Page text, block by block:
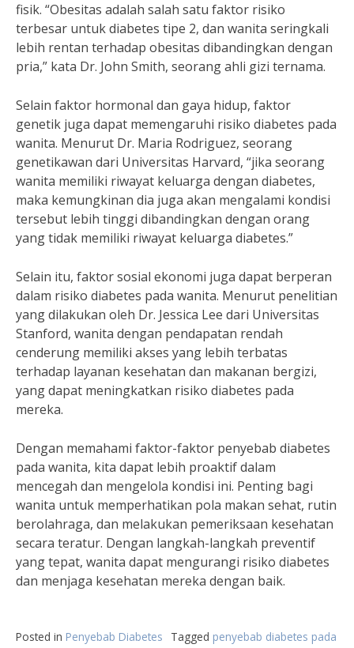
fisik. “Obesitas adalah salah satu faktor risiko
terbesar untuk diabetes tipe 2, dan wanita seringkali
lebih rentan terhadap obesitas dibandingkan dengan
pria,” kata Dr. John Smith, seorang ahli gizi ternama.
Selain faktor hormonal dan gaya hidup, faktor
genetik juga dapat memengaruhi risiko diabetes pada
wanita. Menurut Dr. Maria Rodriguez, seorang
genetikawan dari Universitas Harvard, “jika seorang
wanita memiliki riwayat keluarga dengan diabetes,
maka kemungkinan dia juga akan mengalami kondisi
tersebut lebih tinggi dibandingkan dengan orang
yang tidak memiliki riwayat keluarga diabetes.”
Selain itu, faktor sosial ekonomi juga dapat berperan
dalam risiko diabetes pada wanita. Menurut penelitian
yang dilakukan oleh Dr. Jessica Lee dari Universitas
Stanford, wanita dengan pendapatan rendah
cenderung memiliki akses yang lebih terbatas
terhadap layanan kesehatan dan makanan bergizi,
yang dapat meningkatkan risiko diabetes pada
mereka.
Dengan memahami faktor-faktor penyebab diabetes
pada wanita, kita dapat lebih proaktif dalam
mencegah dan mengelola kondisi ini. Penting bagi
wanita untuk memperhatikan pola makan sehat, rutin
berolahraga, dan melakukan pemeriksaan kesehatan
secara teratur. Dengan langkah-langkah preventif
yang tepat, wanita dapat mengurangi risiko diabetes
dan menjaga kesehatan mereka dengan baik.
Posted in Penyebab Diabetes Tagged penyebab diabetes pada